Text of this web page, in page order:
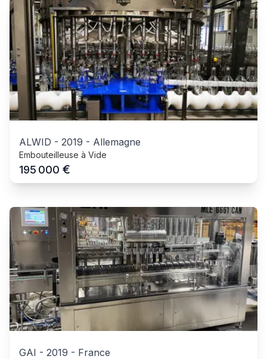
ALWID - 2019 - Allemagne
Embouteilleuse à Vide
195 000 €
GAI - 2019 - France